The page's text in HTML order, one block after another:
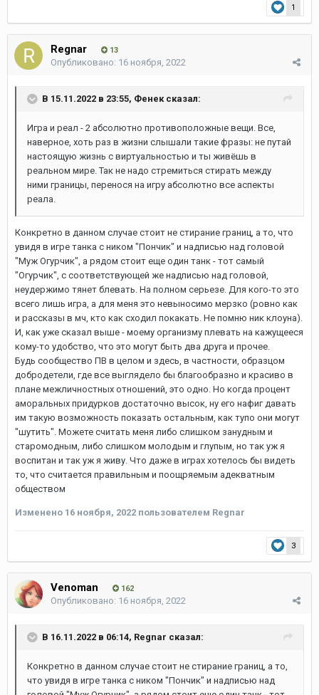
1
Regnar 13
Опубликовано: 16 ноября, 2022
В 15.11.2022 в 23:55, Фенек сказал:
Игра и реал - 2 абсолютно противоположные вещи. Все,
наверное, хоть раз в жизни слышали такие фразы: не путай
настоящую жизнь с виртуальностью и ты живёшь в
реальном мире. Так не надо стремиться стирать между
ними границы, перенося на игру абсолютно все аспекты
реала.
Конкретно в данном случае стоит не стирание границ, а то, что
увидя в игре танка с ником "Пончик" и надписью над головой
"Муж Огурчик", а рядом стоит еще один танк - тот самый
"Огурчик", с соответствующей же надписью над головой,
неудержимо тянет блевать. На полном серьезе. Для кого-то это
всего лишь игра, а для меня это невыносимо мерзко (ровно как
и рассказы в мч, кто как сходил покакать. Не помню ник клоуна).
И, как уже сказал выше - моему организму плевать на кажущееся
кому-то удобство, что это могут быть два друга и прочее.
Будь сообщество ПВ в целом и здесь, в частности, образцом
добродетели, где все выглядело бы благообразно и красиво в
плане межличностных отношений, это одно. Но когда процент
аморальных придурков достаточно высок, ну его нафиг давать
им такую возможность показать остальным, как тупо они могут
"шутить". Можете считать меня либо слишком занудным и
старомодным, либо слишком молодым и глупым, но так уж я
воспитан и так уж я живу. Что даже в играх хотелось бы видеть
то, что считается правильным и поощряемым адекватным
обществом
Изменено 16 ноября, 2022 пользователем Regnar
3
Venoman 162
Опубликовано: 16 ноября, 2022
В 16.11.2022 в 06:14, Regnar сказал:
Конкретно в данном случае стоит не стирание границ, а то,
что увидя в игре танка с ником "Пончик" и надписью над